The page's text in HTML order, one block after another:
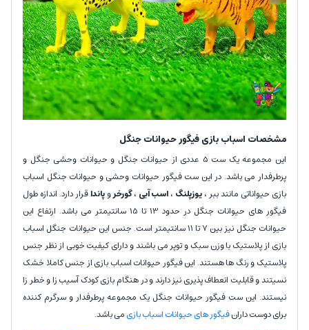
مشخصات اسباب بازی فیگور حیوانات جنگل
این مجموعه یک ست 5 عددی از حیوانات جنگل و حیوانات وحشی جنگل و
پرطرفدار می باشد. در این ست فیگور حیوانات وحشی و حیوانات جنگل اسباب
بازی حیواناتی مانند ببر ،یوزپلنگ ،اسب آبی ،گورخروپانداقرار دارد. اندازه طول
فیگور های حیوانات جنگل در حدود 13 تا 15 سانتیمتر می باشد. ارتفاع این
حیوانات جنگل نیز بین 7 تا 11 سانتیمتر است. جنس این حیوانات جنگل اسباب
بازی از پلاستیک با وزن سبک و توپر می باشند و دارای کیفیت خوبی از نظر جنس
پلاستیک و رنگ ها هستند. این فیگور حیوانات اسباب بازی از جنس کاملا خشک
نسیتند و قابلیت انعطاف پذیری نیز دارند و در هنگام بازی کودک آسیب زا و خطر زا
نیستند. این ست فیگور حیوانات جنگل یک مجموعه پرطرفدار و سرگرم کننده
برای دوست دارانفیگور های حیوانات اسباب بازیمی باشد.